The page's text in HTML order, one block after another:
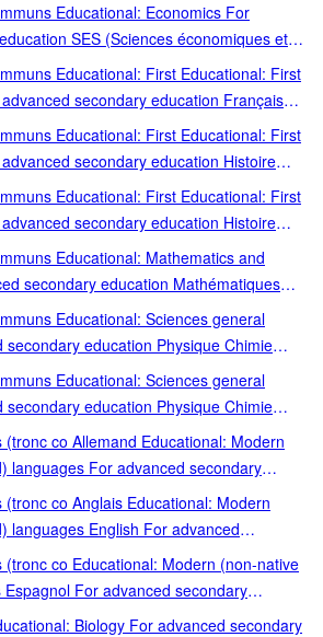
Educational: Economics For
SES (Sciences économiques et s
et tech Scolaire lycée général et
économiques et sociales)
Educational: First Educational: First
secondary education Français
et tech native language
Educational: First Educational: First
secondary education Histoire
général et tech native language
Educational: First Educational: First
secondary education Histoire
général et tech Scolaire lycée général
language
Educational: Mathematics and
secondary education Mathématiques
tech Educational: Sciences general
education Physique Chimie
tech Educational: Sciences general
education Physique Chimie
tech Scolaire lycée général et
co Allemand Educational: Modern
languages For advanced secondary
lycée général et tech
co Anglais Educational: Modern
languages English For advanced
lycée général et tech
co Educational: Modern (non-native
For advanced secondary
général et tech Spanish
Biology For advanced secondary